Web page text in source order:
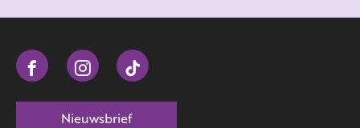
Nieuwsbrief